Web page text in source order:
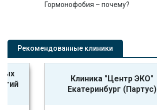
Гормонофобия – почему?
Рекомендованные клиники
Клиника "Центр ЭКО"
Екатеринбург (Партус)